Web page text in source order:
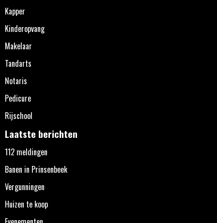
Kapper
Kinderopvang
Makelaar
Tandarts
Notaris
Pedicure
Rijschool
Laatste berichten
112 meldingen
Banen in Prinsenbeek
Vergunningen
Huizen te koop